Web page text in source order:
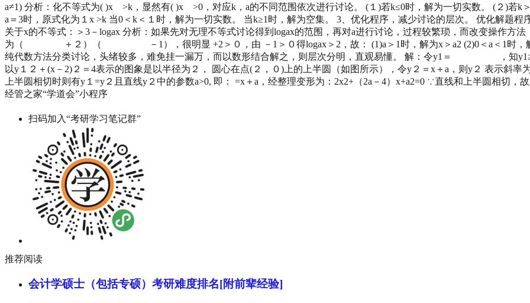
a≠1) 分析：化不等式为( )x >k，显然有( )x >0，对应k，a的不同范围依次进行讨论。 (１)若k≤0时，解为一切实数。 (２)若k
a＝3时，原式化为１x >k 当0＜k＜１时，解为一切实数。 当k≥1时，解为空集。 3、优化程序，减少讨论的层次。 优化解题
关于x的不等式：＞3－logax 分析：如果先对无理不等式讨论得到logax的范围，再对a进行讨论，过程较繁琐，而改变操作方
为（ ＋２）（ －1），很明显 +2＞０，由 －1＞０得logax＞2，故： (1)a＞1时，解为x＞a2 (2)0＜a＜1时，解为
纯代数方法分类讨论，头绪较多，难免挂一漏万，而以数形结合解之，则层次分明，直观易懂。 解：令y1＝ ，知
以y１２＋(x－2)２＝4表示的图象是以半径为２， 圆心在点(２，０)上的上半圆（如图所示），令y２＝x＋a，则y２ 表示斜
上半圆相切时则有y１=y２且直线y２中的参数a>0, 即： =x＋a，经整理变形为：2x2+（2a－4）x+a2=0 ∵直线和上半圆相切，
经管之家“学道会”小程序
扫码加入“考研学习笔记群”
推荐阅读
会计学硕士（包括专硕）考研难度排名[附前辈经验]